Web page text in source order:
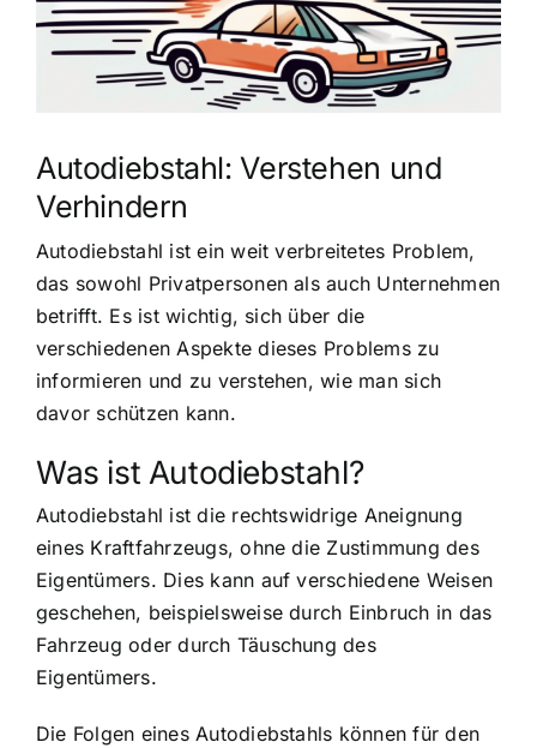
Autodiebstahl: Verstehen und
Verhindern
Autodiebstahl ist ein weit verbreitetes Problem,
das sowohl Privatpersonen als auch Unternehmen
betrifft. Es ist wichtig, sich über die
verschiedenen Aspekte dieses Problems zu
informieren und zu verstehen, wie man sich
davor schützen kann.
Was ist Autodiebstahl?
Autodiebstahl ist die rechtswidrige Aneignung
eines Kraftfahrzeugs, ohne die Zustimmung des
Eigentümers. Dies kann auf verschiedene Weisen
geschehen, beispielsweise durch Einbruch in das
Fahrzeug oder durch Täuschung des
Eigentümers.
Die Folgen eines Autodiebstahls können für den